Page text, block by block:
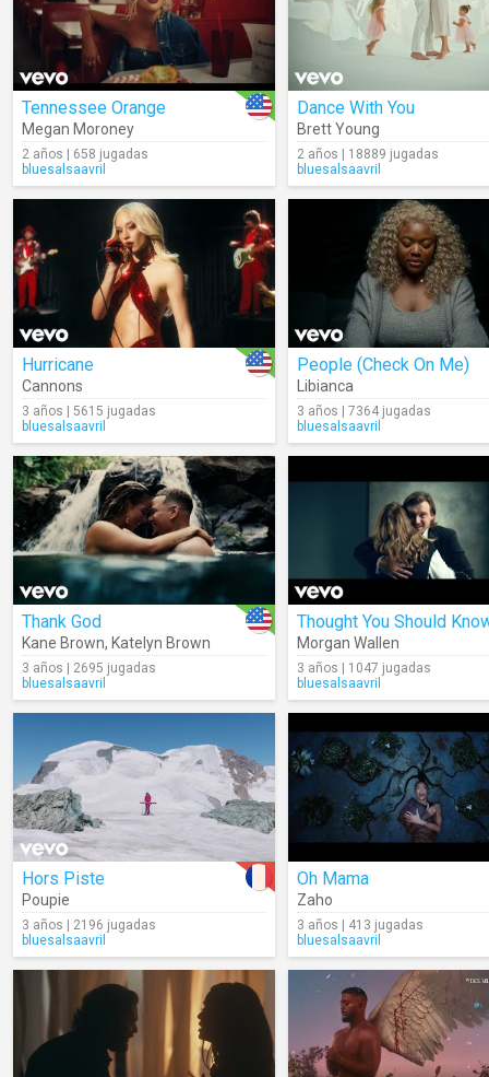
Tennessee Orange
Megan Moroney
2 años | 658 jugadas
bluesalsaavril
Dance With You
Brett Young
2 años | 18889 jugadas
bluesalsaavril
Hurricane
Cannons
3 años | 5615 jugadas
bluesalsaavril
People (Check On Me)
Libianca
3 años | 7364 jugadas
bluesalsaavril
Thank God
Kane Brown, Katelyn Brown
3 años | 2695 jugadas
bluesalsaavril
Thought You Should
Morgan Wallen
3 años | 1047 jugadas
bluesalsaavril
Hors Piste
Poupie
3 años | 2196 jugadas
bluesalsaavril
Oh Mama
Zaho
3 años | 413 jugadas
bluesalsaavril